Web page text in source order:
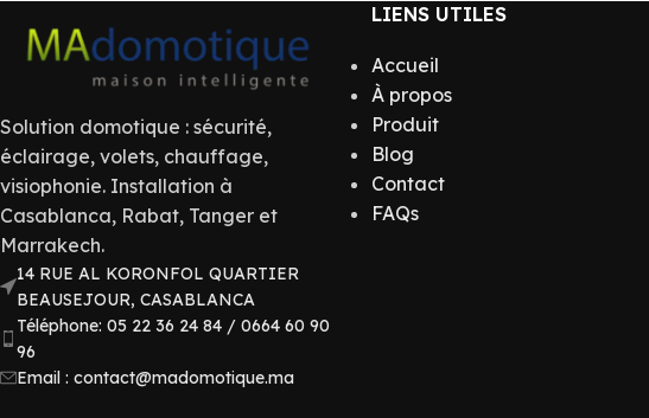
Solution domotique : sécurité,
éclairage, volets, chauffage,
visiophonie. Installation à
Casablanca, Rabat, Tanger et
Marrakech.
14 RUE AL KORONFOL QUARTIER
BEAUSEJOUR, CASABLANCA
Téléphone: 05 22 36 24 84 / 0664 60 90
96
Email : contact@madomotique.ma
LIENS UTILES
Accueil
À propos
Produit
Blog
Contact
FAQs